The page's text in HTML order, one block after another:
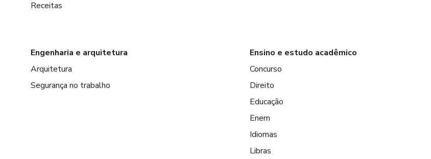
Receitas
Engenharia e arquitetura
Arquitetura
Segurança no trabalho
Ensino e estudo acadêmico
Concurso
Direito
Educação
Enem
Idiomas
Libras